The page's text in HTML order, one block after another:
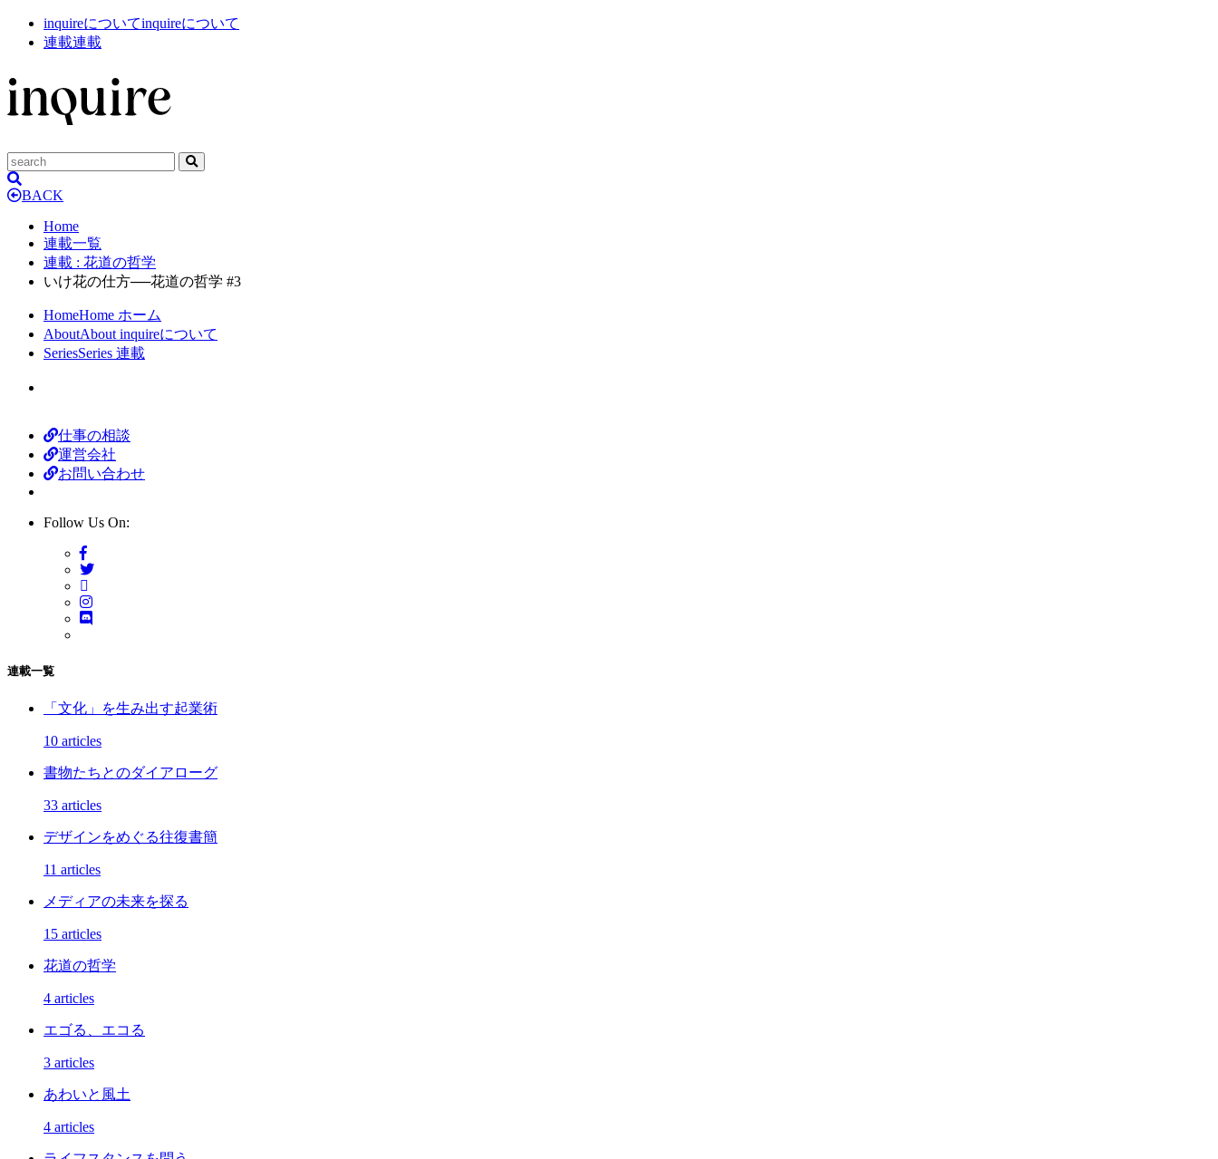
inquireについてinquireについて
連載連載
BACK
Home
連載一覧
連載 : 花道の哲学
いけ花の仕方──花道の哲学 #3
HomeHome ホーム
AboutAbout inquireについて
SeriesSeries 連載
仕事の相談
運営会社
お問い合わせ
Follow Us On:
連載一覧
「文化」を生み出す起業術
10 articles
書物たちとのダイアローグ
33 articles
デザインをめぐる往復書簡
11 articles
メディアの未来を探る
15 articles
花道の哲学
4 articles
エゴる、エコる
3 articles
あわいと風土
4 articles